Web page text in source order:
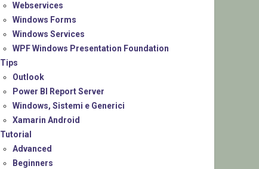
Webservices
Windows Forms
Windows Services
WPF Windows Presentation Foundation
Tips
Outlook
Power BI Report Server
Windows, Sistemi e Generici
Xamarin Android
Tutorial
Advanced
Beginners